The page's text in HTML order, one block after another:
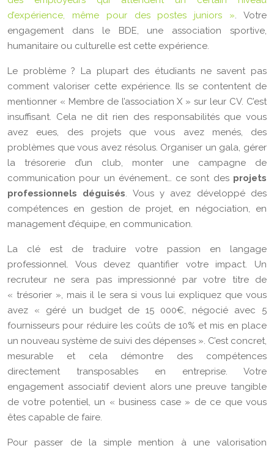
d’expérience, même pour des postes juniors ». Votre
engagement dans le BDE, une association sportive,
humanitaire ou culturelle est cette expérience.
Le problème ? La plupart des étudiants ne savent pas
comment valoriser cette expérience. Ils se contentent de
mentionner « Membre de l’association X » sur leur CV. C’est
insuffisant. Cela ne dit rien des responsabilités que vous
avez eues, des projets que vous avez menés, des
problèmes que vous avez résolus. Organiser un gala, gérer
la trésorerie d’un club, monter une campagne de
communication pour un événement… ce sont des projets
professionnels déguisés. Vous y avez développé des
compétences en gestion de projet, en négociation, en
management d’équipe, en communication.
La clé est de traduire votre passion en langage
professionnel. Vous devez quantifier votre impact. Un
recruteur ne sera pas impressionné par votre titre de
« trésorier », mais il le sera si vous lui expliquez que vous
avez « géré un budget de 15 000€, négocié avec 5
fournisseurs pour réduire les coûts de 10% et mis en place
un nouveau système de suivi des dépenses ». C’est concret,
mesurable et cela démontre des compétences
directement transposables en entreprise. Votre
engagement associatif devient alors une preuve tangible
de votre potentiel, un « business case » de ce que vous
êtes capable de faire.
Pour passer de la simple mention à une valorisation